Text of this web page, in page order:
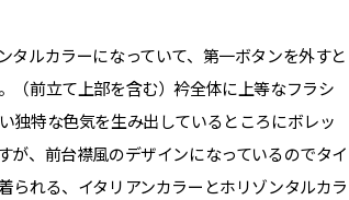
ルカラーになっていて、第一ボタンを外すと
（前立て上部を含む）衿全体に上等なフラシ
独特な色気を生み出しているところにボレッ
が、前台襟風のデザインになっているのでタイ
られる、イタリアンカラーとホリゾンタルカラ